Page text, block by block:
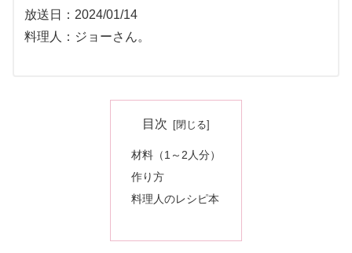
放送日：2024/01/14
料理人：ジョーさん。
目次
材料（1～2人分）
作り方
料理人のレシピ本